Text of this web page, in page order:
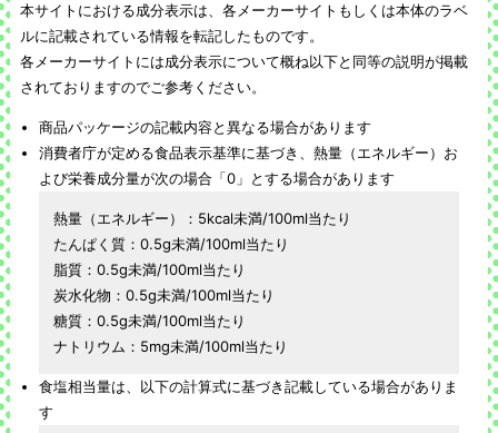
本サイトにおける成分表示は、各メーカーサイトもしくは本体のラベ
ルに記載されている情報を転記したものです。
各メーカーサイトには成分表示について概ね以下と同等の説明が掲載
されておりますのでご参考ください。
商品パッケージの記載内容と異なる場合があります
消費者庁が定める食品表示基準に基づき、熱量（エネルギー）お
よび栄養成分量が次の場合「0」とする場合があります
熱量（エネルギー）：5kcal未満/100ml当たり
たんぱく質：0.5g未満/100ml当たり
脂質：0.5g未満/100ml当たり
炭水化物：0.5g未満/100ml当たり
糖質：0.5g未満/100ml当たり
ナトリウム：5mg未満/100ml当たり
食塩相当量は、以下の計算式に基づき記載している場合がありま
す